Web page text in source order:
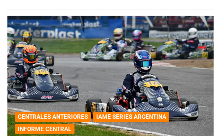
CENTRALES ANTERIORES
IAME SERIES ARGENTINA
INFORME CENTRAL